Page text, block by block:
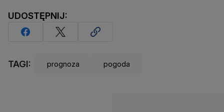
UDOSTĘPNIJ:
TAGI: prognoza pogoda